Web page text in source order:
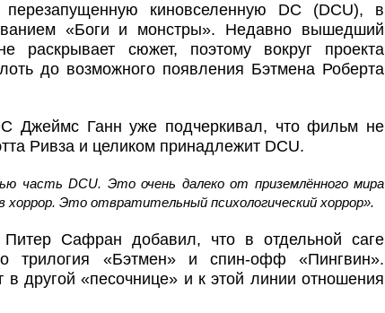
киновселенную DC (DCU), в
«Боги и монстры». Недавно вышедший
раскрывает сюжет, поэтому вокруг проекта
до возможного появления Бэтмена Роберта
Джеймс Ганн уже подчеркивал, что фильм не
Ривза и целиком принадлежит DCU.
часть DCU. Это очень далеко от приземлённого мира
Это отвратительный психологический хоррор».
Питер Сафран добавил, что в отдельной саге
трилогия «Бэтмен» и спин-офф «Пингвин».
в другой «песочнице» и к этой линии отношения